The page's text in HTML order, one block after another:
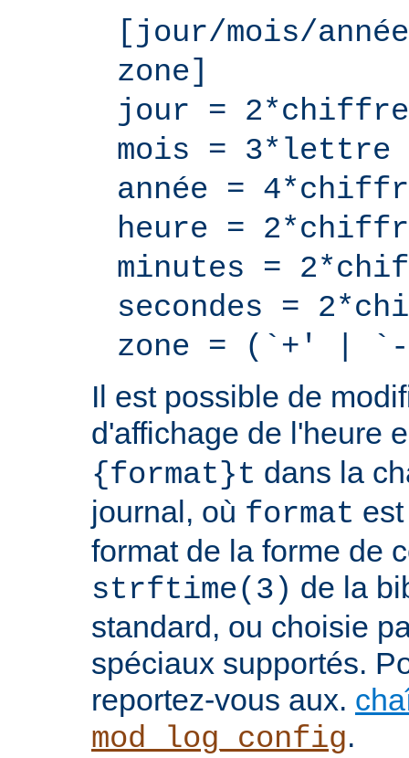
[jour/mois/
zone]
jour = 2*chiffre
mois = 3*lettre
année =
heure =
minutes =
secondes =
zone = (`+' |
Il est possible de
d'affichage de l'heure
{format}t dans la
journal, où format
format de la forme de
strftime(3) de la
standard, ou choisie
spéciaux supportés.
reportez-vous aux.
mod_log_config.